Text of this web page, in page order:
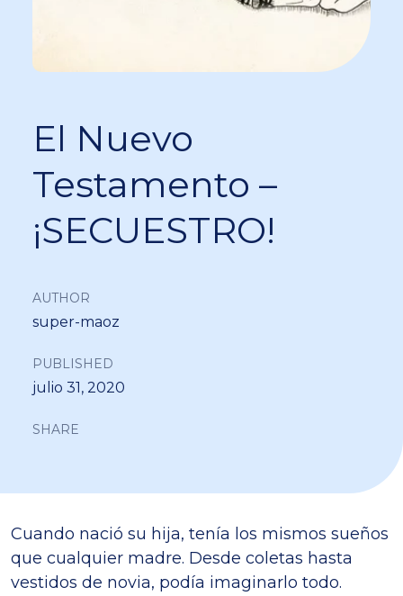
El Nuevo
Testamento –
¡SECUESTRO!
AUTHOR
super-maoz
PUBLISHED
julio 31, 2020
SHARE
Cuando nació su hija, tenía los mismos sueños
que cualquier madre. Desde coletas hasta
vestidos de novia, podía imaginarlo todo.